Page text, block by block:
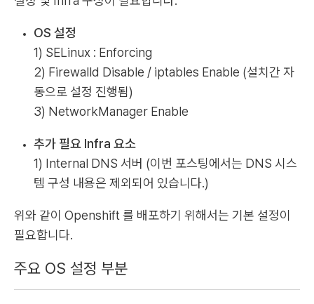
OS 설정
1) SELinux : Enforcing
2) Firewalld Disable / iptables Enable (설치간 자
동으로 설정 진행됨)
3) NetworkManager Enable
추가 필요 Infra 요소
1) Internal DNS 서버 (이번 포스팅에서는 DNS 시스
템 구성 내용은 제외되어 있습니다.)
위와 같이 Openshift 를 배포하기 위해서는 기본 설정이
필요합니다.
주요 OS 설정 부분